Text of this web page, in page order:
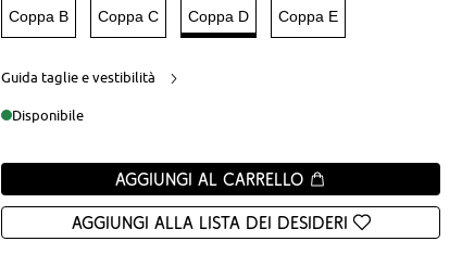
Coppa B Coppa C Coppa D Coppa E
Guida taglie e vestibilità
Disponibile
Aggiungi al carrello
Aggiungi alla Lista dei desideri